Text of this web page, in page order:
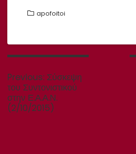
apofoitoi
Πλοήγηση
Previous: Previous
post:
Σύσκεψη
του Συντονιστικού
στην Ε.Α.Α.Ν.
(2/10/2015)